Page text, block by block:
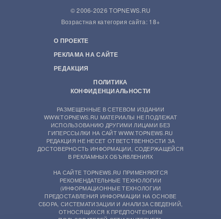
© 2006-2026 TOPNEWS.RU
Возрастная категория сайта: 18+
О ПРОЕКТЕ
РЕКЛАМА НА САЙТЕ
РЕДАКЦИЯ
ПОЛИТИКА
КОНФИДЕНЦИАЛЬНОСТИ
РАЗМЕЩЕННЫЕ В СЕТЕВОМ ИЗДАНИИ
WWW.TOPNEWS.RU МАТЕРИАЛЫ НЕ ПОДЛЕЖАТ
ИСПОЛЬЗОВАНИЮ ДРУГИМИ ЛИЦАМИ БЕЗ
ГИПЕРССЫЛКИ НА САЙТ WWW.TOPNEWS.RU
РЕДАКЦИЯ НЕ НЕСЕТ ОТВЕТСТВЕННОСТИ ЗА
ДОСТОВЕРНОСТЬ ИНФОРМАЦИИ, СОДЕРЖАЩЕЙСЯ
В РЕКЛАМНЫХ ОБЪЯВЛЕНИЯХ
НА САЙТЕ TOPNEWS.RU ПРИМЕНЯЮТСЯ
РЕКОМЕНДАТЕЛЬНЫЕ ТЕХНОЛОГИИ
(ИНФОРМАЦИОННЫЕ ТЕХНОЛОГИИ
ПРЕДОСТАВЛЕНИЯ ИНФОРМАЦИИ НА ОСНОВЕ
СБОРА, СИСТЕМАТИЗАЦИИ И АНАЛИЗА СВЕДЕНИЙ,
ОТНОСЯЩИХСЯ К ПРЕДПОЧТЕНИЯМ